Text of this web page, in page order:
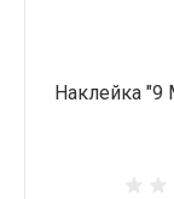
Наклейка "9